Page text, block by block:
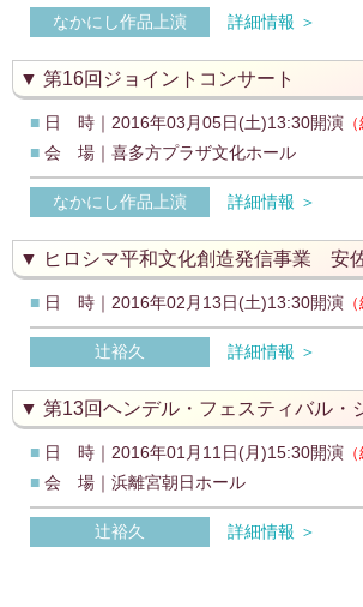
なかにし作品上演 詳細情報 ＞
第16回ジョイントコンサート
■ 日 時｜2016年03月05日(土)13:30開演
■ 会 場｜喜多方プラザ文化ホール
なかにし作品上演 詳細情報 ＞
ヒロシマ平和文化創造発信事業 安
■ 日 時｜2016年02月13日(土)13:30開演
辻裕久 詳細情報 ＞
第13回ヘンデル・フェスティバル・
■ 日 時｜2016年01月11日(月)15:30開演
■ 会 場｜浜離宮朝日ホール
辻裕久 詳細情報 ＞